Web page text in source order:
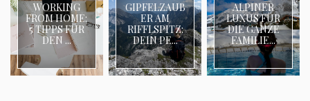
WORKING
FROM HOME:
5 TIPPS FÜR
DEN ...
GIPFELZAUB
ER AM
RIFFLSPITZ:
DEIN PE...
ALPINER
LUXUS FÜR
DIE GANZE
FAMILIE...